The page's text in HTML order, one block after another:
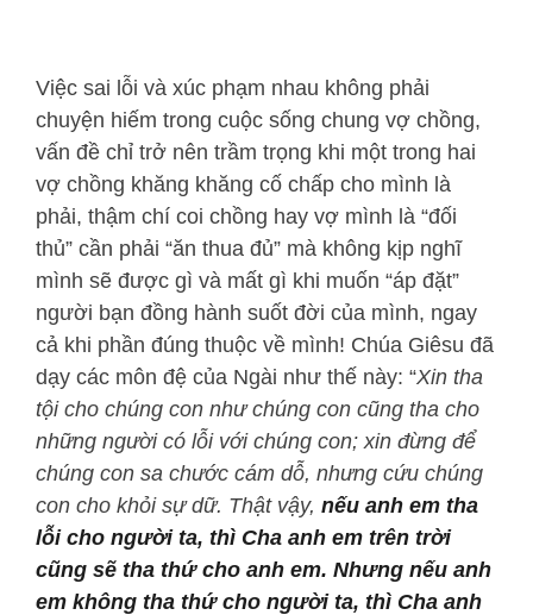
Việc sai lỗi và xúc phạm nhau không phải
chuyện hiếm trong cuộc sống chung vợ chồng,
vấn đề chỉ trở nên trầm trọng khi một trong hai
vợ chồng khăng khăng cố chấp cho mình là
phải, thậm chí coi chồng hay vợ mình là “đối
thủ” cần phải “ăn thua đủ” mà không kịp nghĩ
mình sẽ được gì và mất gì khi muốn “áp đặt”
người bạn đồng hành suốt đời của mình, ngay
cả khi phần đúng thuộc về mình! Chúa Giêsu đã
dạy các môn đệ của Ngài như thế này: “Xin tha
tội cho chúng con như chúng con cũng tha cho
những người có lỗi với chúng con; xin đừng để
chúng con sa chước cám dỗ, nhưng cứu chúng
con cho khỏi sự dữ. Thật vậy, nếu anh em tha
lỗi cho người ta, thì Cha anh em trên trời
cũng sẽ tha thứ cho anh em. Nhưng nếu anh
em không tha thứ cho người ta, thì Cha anh